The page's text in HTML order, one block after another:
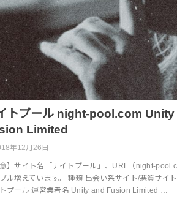
トプール night-pool.com
Limited
年12月26日
意】サイト名「ナイトプール」、URL（night-
ル増えています。 種類 出会い系サイト/悪質サイ
プール 運営業者名 Unity and Fusion Limited …